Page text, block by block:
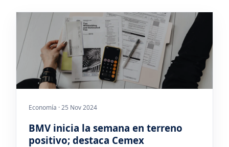
Economía · 25 Nov 2024
BMV inicia la semana en terreno
positivo; destaca Cemex